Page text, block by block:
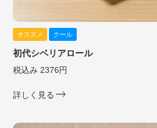
オススメ クール
初代シベリアロール
税込み 2376円
詳しく見る